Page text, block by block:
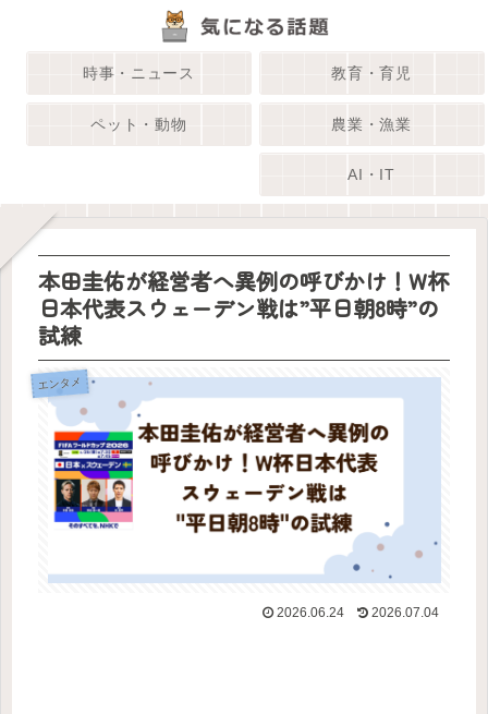
時事・ニュース 教育・育児
ペット・動物 農業・漁業
AI・IT
本田圭佑が経営者へ異例の呼びかけ！W杯
日本代表スウェーデン戦は”平日朝8時”の
試練
エンタメ
2026.06.24 2026.07.04